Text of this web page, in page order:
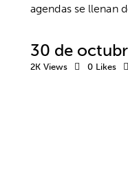
agendas se llenan
30 de
2K Views 0 Likes